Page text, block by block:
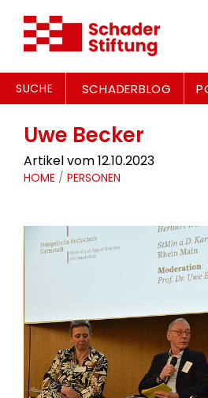
SUCHE SCHADERBLOG
Uwe Becker
Artikel vom 12.10.2023
HOME / PERSONEN